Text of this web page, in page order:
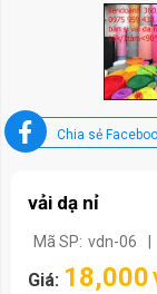
Chia sẻ
vải dạ nỉ
Mã SP: vdn-06 |
Giá: 18,000